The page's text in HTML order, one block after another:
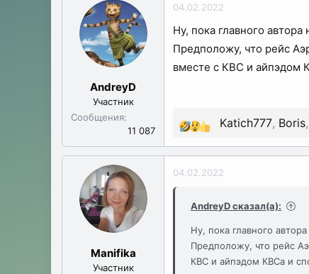
ц
и
и
AndreyD
Участник
Сообщения
11 087
04.02.2022
Ну, пока главного
Предположу, что рейс
вместе с КВС и айпэдом
Р
е
Katich777, Boris,
Manifika
Участник
04.02.2022
AndreyD сказал(а):
Ну, пока главного
Предположу, что рейс
КВС и айпэдом КВСа и